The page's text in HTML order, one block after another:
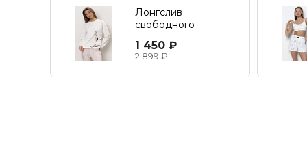
Лонгслив
свободного
1 450 ₽
2 899 ₽